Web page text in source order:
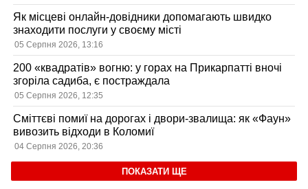
Як місцеві онлайн-довідники допомагають швидко
знаходити послуги у своєму місті
05 Серпня 2026, 13:16
200 «квадратів» вогню: у горах на Прикарпатті вночі
згоріла садиба, є постраждала
05 Серпня 2026, 12:35
Сміттєві помиї на дорогах і двори-звалища: як «Фаун»
вивозить відходи в Коломиї
04 Серпня 2026, 20:36
ПОКАЗАТИ ЩЕ